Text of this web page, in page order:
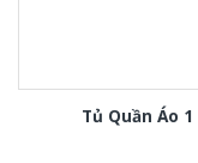
Tủ Quần Áo 1